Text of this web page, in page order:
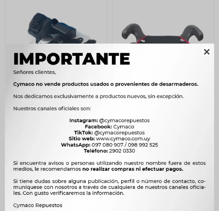

SEGURIDAD VIAL - JGO
CINTURON SEGURIDAD
DELANT. RETRACTIL
C/CINTA -
$ 1.870
BOOSTER NIÑO 15-36KG
$1.707